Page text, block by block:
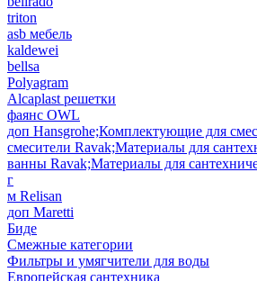
triton
asb мебель
kaldewei
bellsa
Polyagram
Alcaplast решетки
фаянс OWL
доп Hansgrohe;Комплектующие для
смесители Ravak;Материалы для
ванны Ravak;Материалы для
г
м Relisan
доп Maretti
Биде
Смежные категории
Фильтры и умягчители для воды
Европейская сантехника